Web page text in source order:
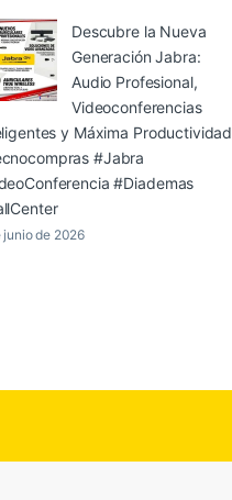
Descubre la Nueva
Generación Jabra:
Audio Profesional,
Videoconferencias
y Máxima Productividad
#Jabra
#Diademas
junio de 2026